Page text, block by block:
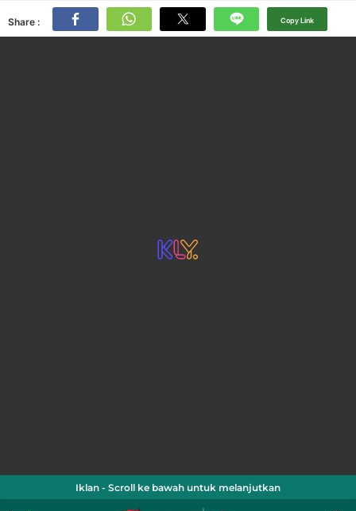
Share : Copy Link
Iklan - Scroll ke bawah untuk melanjutkan